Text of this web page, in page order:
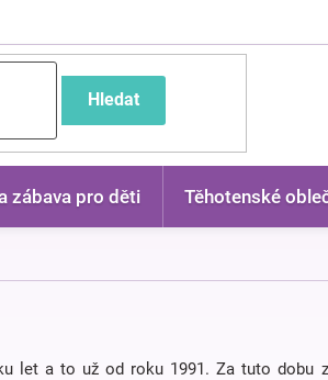
Hledat
zábava pro děti Těhotenské
let a to už od roku 1991. Za tuto dobu